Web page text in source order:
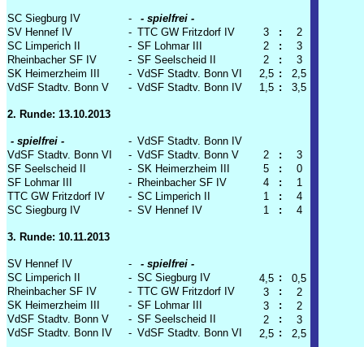
SC Siegburg IV -
- spielfrei -
SV Hennef IV
- TTC GW Fritzdorf IV 3 :
2
SC Limperich II
- SF Lohmar III 2 :
3
Rheinbacher SF IV
- SF Seelscheid II 2 :
3
SK Heimerzheim III
- VdSF Stadtv. Bonn VI 2,5 :
2,5
VdSF Stadtv. Bonn V
- VdSF Stadtv. Bonn IV 1,5 : 3,5
2. Runde: 13.10.2013
- spielfrei - - VdSF Stadtv. Bonn IV
VdSF Stadtv. Bonn VI
- VdSF Stadtv. Bonn V 2 :
3
SF Seelscheid II
- SK Heimerzheim III 5 :
0
SF Lohmar III
- Rheinbacher SF IV 4 :
1
TTC GW Fritzdorf IV
- SC Limperich II 1 :
4
SC Siegburg IV
- SV Hennef IV 1 : 4
3. Runde: 10.11.2013
SV Hennef IV -
- spielfrei -
SC Limperich II
- SC Siegburg IV 4,5 :
0,5
Rheinbacher SF IV
- TTC GW Fritzdorf IV 3 :
2
SK Heimerzheim III
- SF Lohmar III 3 :
2
VdSF Stadtv. Bonn V
- SF Seelscheid II 2 :
3
VdSF Stadtv. Bonn IV
- VdSF Stadtv. Bonn VI 2,5 : 2,5